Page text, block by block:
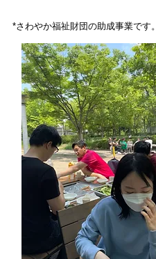
*さわやか福祉財団の助成事業です。